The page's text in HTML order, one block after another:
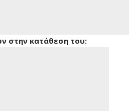
στην κατάθεση του: